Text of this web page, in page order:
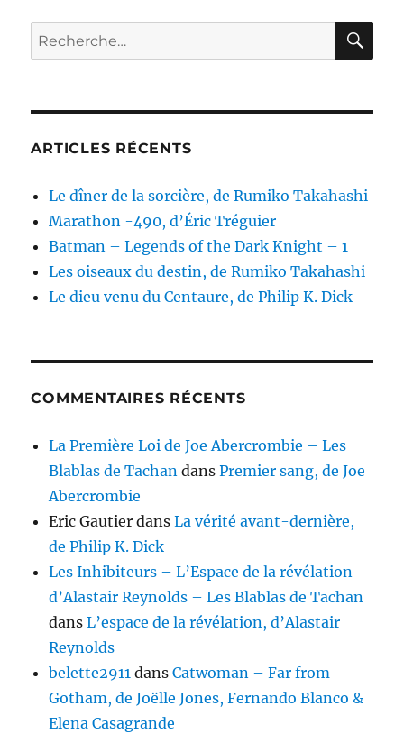
Recherche
pour :
ARTICLES RÉCENTS
Le dîner de la sorcière, de Rumiko Takahashi
Marathon -490, d’Éric Tréguier
Batman – Legends of the Dark Knight – 1
Les oiseaux du destin, de Rumiko Takahashi
Le dieu venu du Centaure, de Philip K. Dick
COMMENTAIRES RÉCENTS
La Première Loi de Joe Abercrombie – Les
Blablas de Tachan dansPremier sang, de Joe
Abercrombie
Eric Gautier dansLa vérité avant-dernière,
de Philip K. Dick
Les Inhibiteurs – L’Espace de la révélation
d’Alastair Reynolds – Les Blablas de Tachan
dansL’espace de la révélation, d’Alastair
Reynolds
belette2911 dansCatwoman – Far from
Gotham, de Joëlle Jones, Fernando Blanco &
Elena Casagrande